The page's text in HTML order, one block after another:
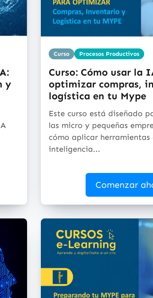
y
Curso Procesos Productivos
Curso: Cómo usar la
optimizar compras,
logística en tu Mype
Este curso está diseñado
las micro y pequeñas
cómo aplicar herramientas
inteligencia...
Comenzar